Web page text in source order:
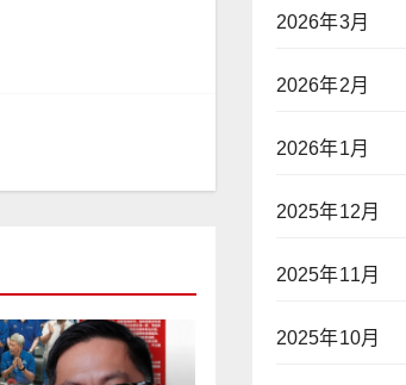
2026年3月
2026年2月
2026年1月
2025年12月
2025年11月
2025年10月